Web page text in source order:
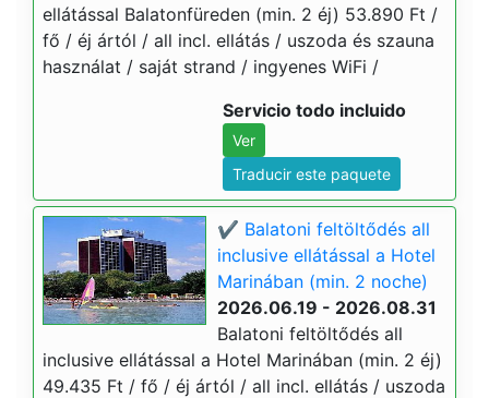
ellátással Balatonfüreden (min. 2 éj) 53.890 Ft /
fő / éj ártól / all incl. ellátás / uszoda és szauna
használat / saját strand / ingyenes WiFi /
Servicio todo incluido
Ver
Traducir este paquete
✔️ Balatoni feltöltődés all
inclusive ellátással a Hotel
Marinában (min. 2 noche)
2026.06.19 - 2026.08.31
Balatoni feltöltődés all
inclusive ellátással a Hotel Marinában (min. 2 éj)
49.435 Ft / fő / éj ártól / all incl. ellátás / uszoda